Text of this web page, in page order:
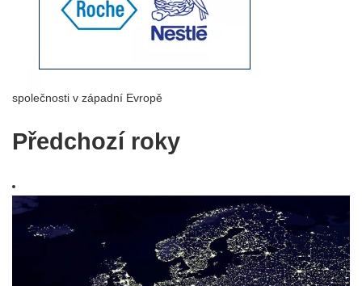
společnosti v západní Evropě
Předchozí roky